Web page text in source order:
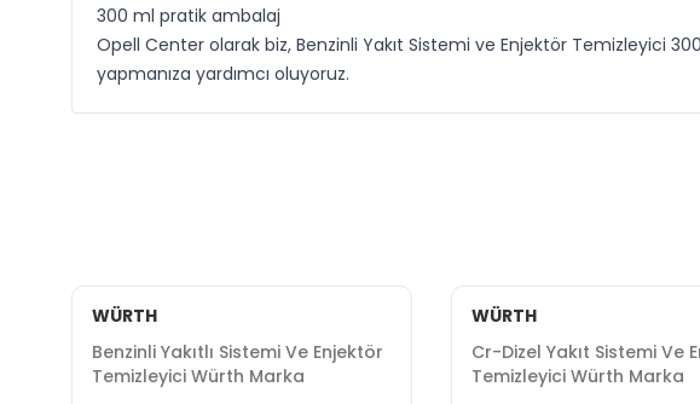
300 ml pratik ambalaj
Opell Center olarak biz, Benzinli Yakıt Sistemi ve Enjektör Temizleyici
yapmanıza yardımcı oluyoruz.
WÜRTH
Benzinli Yakıtlı Sistemi Ve Enjektör
Temizleyici Würth Marka
WÜRTH
Cr-Dizel Yakıt Sistemi Ve
Temizleyici Würth Marka